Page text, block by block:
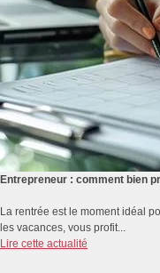
Entrepreneur : comment bien
La rentrée est le moment idéal
les vacances, vous profit...
Lire cette actualité